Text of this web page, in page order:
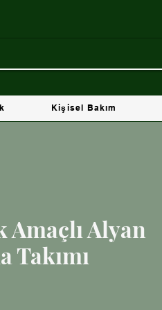
Kişisel Bakım
Amaçlı Alyan
Takımı